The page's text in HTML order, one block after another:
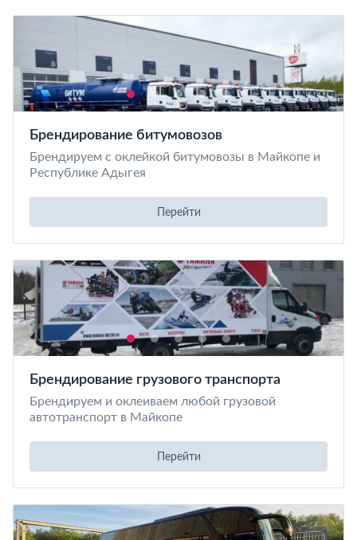
Брендирование битумовозов
Брендируем с оклейкой битумовозы в Майкопе и
Республике Адыгея
Перейти
Брендирование грузового транспорта
Брендируем и оклеиваем любой грузовой
автотранспорт в Майкопе
Перейти